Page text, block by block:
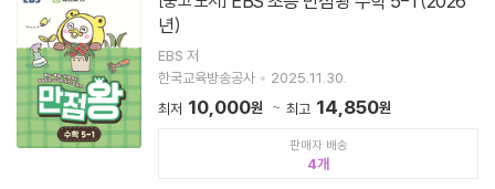
년)
EBS 저
한국교육방송공사
2025.11.30.
최저 10,000원 최고 14,850원
판매자 배송
4